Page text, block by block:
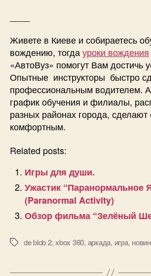
Живете в Киеве и собираетесь
вождению, тогдауроки вождения
«АвтоВуз» помогут Вам достичь
Опытные инструкторы быстро
профессиональным водителем. А
график обучения и филиалы,
разных районах города, сделают
комфортным.
Related posts:
Игры для души.
Ужастик “Паранормальное
(Paranormal Activity)
Обзор фильма “Зелёный
Позначки
de blob 2,xbox 360, аркада, игра,